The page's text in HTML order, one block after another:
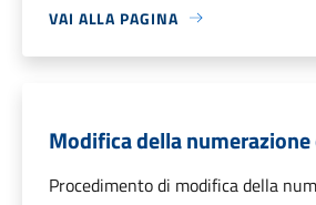
VAI ALLA PAGINA
Modifica della
Procedimento di modifica della